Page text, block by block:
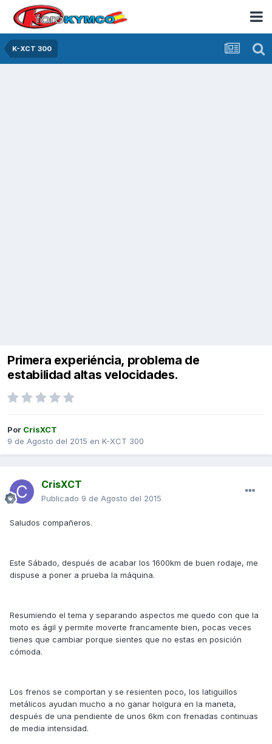
K-XCT 300
Primera experiéncia, problema de
estabilidad altas velocidades.
Por CrisXCT
9 de Agosto del 2015 en K-XCT 300
CrisXCT
Publicado 9 de Agosto del 2015
Saludos compañeros.
Este Sábado, después de acabar los 1600km de buen rodaje, me
dispuse a poner a prueba la máquina.
Resumiendo el tema y separando aspectos me quedo con que la
moto es ágil y permite moverte francamente bien, pocas veces
tienes que cambiar porque sientes que no estas en posición
cómoda.
Los frenos se comportan y se resienten poco, los latiguillos
metálicos ayudan mucho a no ganar holgura en la maneta,
después de una pendiente de unos 6km con frenadas continuas
de media intensidad.